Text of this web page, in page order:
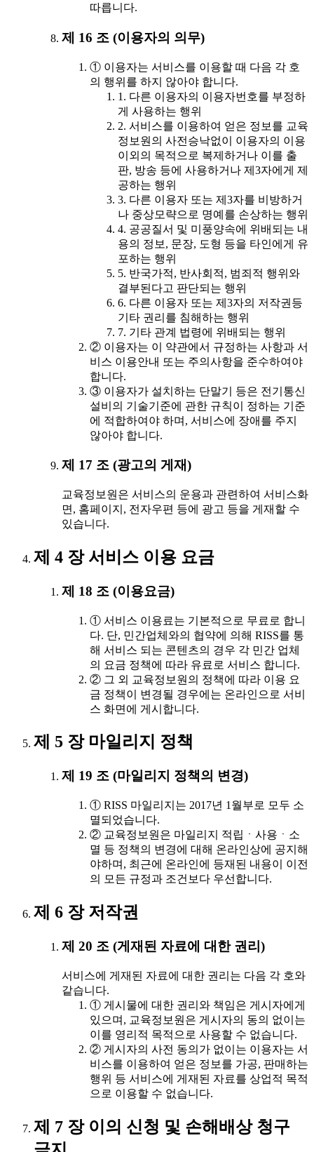
따릅니다.
제 16 조 (이용자의 의무)
① 이용자는 서비스를 이용할 때 다음 각 호
의 행위를 하지 않아야 합니다.
1. 다른 이용자의 이용자번호를 부정하
게 사용하는 행위
2. 서비스를 이용하여 얻은 정보를 교육
정보원의 사전승낙없이 이용자의 이용
이외의 목적으로 복제하거나 이를 출
판, 방송 등에 사용하거나 제3자에게 제
공하는 행위
3. 다른 이용자 또는 제3자를 비방하거
나 중상모략으로 명예를 손상하는 행위
4. 공공질서 및 미풍양속에 위배되는 내
용의 정보, 문장, 도형 등을 타인에게 유
포하는 행위
5. 반국가적, 반사회적, 범죄적 행위와
결부된다고 판단되는 행위
6. 다른 이용자 또는 제3자의 저작권등
기타 권리를 침해하는 행위
7. 기타 관계 법령에 위배되는 행위
② 이용자는 이 약관에서 규정하는 사항과 서
비스 이용안내 또는 주의사항을 준수하여야
합니다.
③ 이용자가 설치하는 단말기 등은 전기통신
설비의 기술기준에 관한 규칙이 정하는 기준
에 적합하여야 하며, 서비스에 장애를 주지
않아야 합니다.
제 17 조 (광고의 게재)
교육정보원은 서비스의 운용과 관련하여 서비스화
면, 홈페이지, 전자우편 등에 광고 등을 게재할 수
있습니다.
제 4 장 서비스 이용 요금
제 18 조 (이용요금)
① 서비스 이용료는 기본적으로 무료로 합니
다. 단, 민간업체와의 협약에 의해 RISS를 통
해 서비스 되는 콘텐츠의 경우 각 민간 업체
의 요금 정책에 따라 유료로 서비스 합니다.
② 그 외 교육정보원의 정책에 따라 이용 요
금 정책이 변경될 경우에는 온라인으로 서비
스 화면에 게시합니다.
제 5 장 마일리지 정책
제 19 조 (마일리지 정책의 변경)
① RISS 마일리지는 2017년 1월부로 모두 소
멸되었습니다.
② 교육정보원은 마일리지 적립ㆍ사용ㆍ소
멸 등 정책의 변경에 대해 온라인상에 공지해
야하며, 최근에 온라인에 등재된 내용이 이전
의 모든 규정과 조건보다 우선합니다.
제 6 장 저작권
제 20 조 (게재된 자료에 대한 권리)
서비스에 게재된 자료에 대한 권리는 다음 각 호와
같습니다.
① 게시물에 대한 권리와 책임은 게시자에게
있으며, 교육정보원은 게시자의 동의 없이는
이를 영리적 목적으로 사용할 수 없습니다.
② 게시자의 사전 동의가 없이는 이용자는 서
비스를 이용하여 얻은 정보를 가공, 판매하는
행위 등 서비스에 게재된 자료를 상업적 목적
으로 이용할 수 없습니다.
제 7 장 이의 신청 및 손해배상 청구